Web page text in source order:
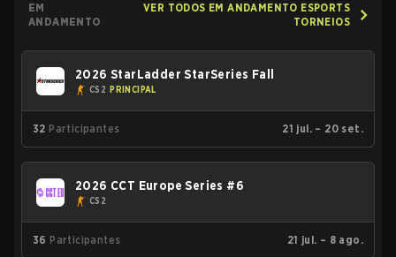
EM
ANDAMENTO
VER TODOS EM ANDAMENTO ESPORTS
TORNEIOS
2026 StarLadder StarSeries Fall
CS2 PRINCIPAL
32 Participantes 21 jul. – 20 set.
2026 CCT Europe Series #6
CS2
36 Participantes 21 jul. – 8 ago.